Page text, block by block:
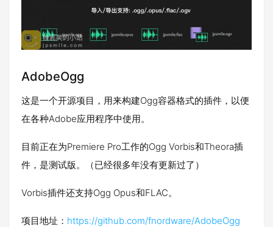
AdobeOgg
这是一个开源项目，用来构建Ogg容器格式的插件，以便
在各种Adobe应用程序中使用。
目前正在为Premiere Pro工作的Ogg Vorbis和Theora插
件，是测试版。（已经很多年没有更新过了）
Vorbis插件还支持Ogg Opus和FLAC。
项目地址： https://github.com/fnordware/AdobeOgg